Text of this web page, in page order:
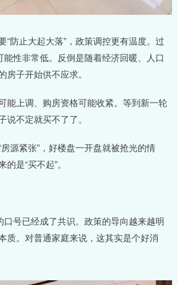
“防止大起大落”，政策调控更有温度。过
能性非常低。反倒是随着经济回暖、人口
房子开始供不应求。
能上调、购房资格可能收紧。等到新一轮
说不定就买不了了。
源紧张”，好楼盘一开盘就被抢光的情
是“买不起”。
口号已经成了共识。政策的导向越来越明
质。对普通家庭来说，这其实是个好消